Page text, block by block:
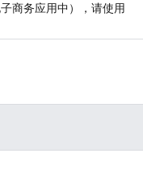
商务应用中），请使用